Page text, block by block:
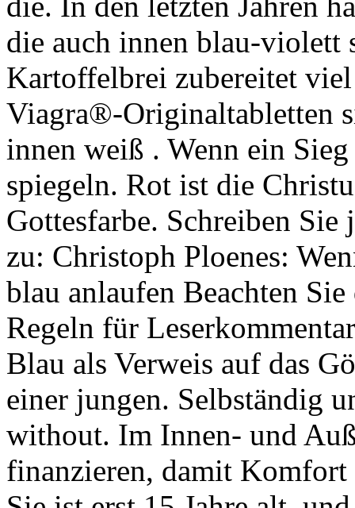
die auch innen blau-violett
Kartoffelbrei zubereitet
Viagra®-Originaltabletten
innen weiß . Wenn ein
spiegeln. Rot ist die
Gottesfarbe. Schreiben
zu: Christoph Ploenes:
blau anlaufen Beachten
Regeln für
Blau als Verweis auf das
einer jungen. Selbständig
without. Im Innen- und
finanzieren, damit